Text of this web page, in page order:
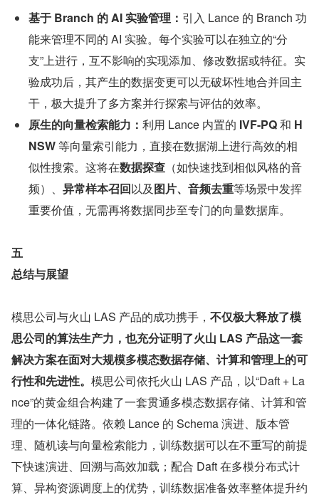
基于 Branch 的 AI 实验管理： 引入 Lance 的 Branch 功
能来管理不同的 AI 实验。每个实验可以在独立的“分
支”上进行，互不影响的实现添加、修改数据或特征。实
验成功后，其产生的数据变更可以无破坏性地合并回主
干，极大提升了多方案并行探索与评估的效率。
原生的向量检索能力： 利用 Lance 内置的 IVF-PQ 和 H
NSW 等向量索引能力，直接在数据湖上进行高效的相
似性搜索。这将在数据探查 （如快速找到相似风格的音
频）、 异常样本召回以及图片、音频去重等场景中发挥
重要价值，无需再将数据同步至专门的向量数据库。
五
总结与展望
模思公司与火山 LAS 产品的成功携手， 不仅极大释放了模
思公司的算法生产力，也充分证明了火山 LAS 产品这一套
解决方案在面对大规模多模态数据存储、计算和管理上的可
行性和先进性。 模思公司依托火山 LAS 产品，以“Daft + La
nce”的黄金组合构建了一套贯通多模态数据存储、计算和管
理的一体化链路。依赖 Lance 的 Schema 演进、版本管
理、随机读与向量检索能力，训练数据可以在不重写的前提
下快速演进、回溯与高效加载；配合 Daft 在多模分布式计
算、异构资源调度上的优势，训练数据准备效率整体提升约